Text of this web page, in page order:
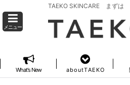
TAEKO SKINCARE まずは
メニュー
What's New a b o u t T A E K O